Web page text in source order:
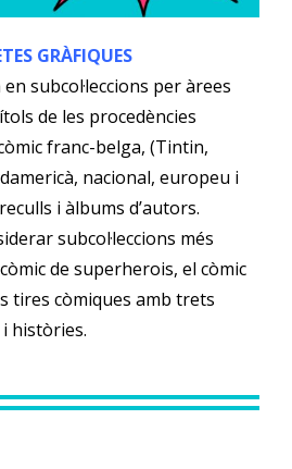
GRÀFIQUES
subcol·leccions per àrees
de les procedències
franc-belga, (Tintin,
nacional, europeu i
i àlbums d’autors.
subcol·leccions més
de superherois, el còmic
tires còmiques amb trets
històries.